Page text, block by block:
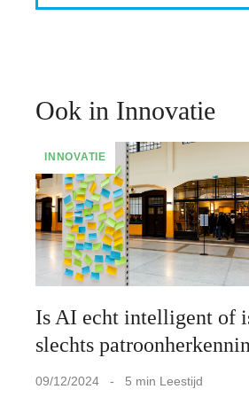
Ook in Innovatie
INNOVATIE
Is AI echt intelligent of
slechts
09/12/2024 - 5 min Leestijd